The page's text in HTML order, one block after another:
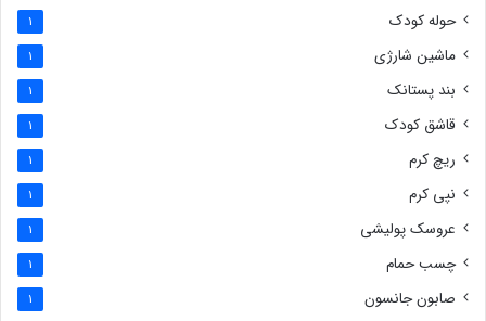
حوله کودک 1
ماشین شارژی 1
بند پستانک 1
قاشق کودک 1
ریچ کرم 1
نپی کرم 1
عروسک پولیشی 1
چسب حمام 1
صابون جانسون 1